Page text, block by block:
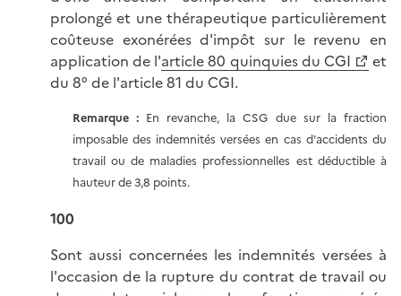
prolongé et une thérapeutique particulièrement
coûteuse exonérées d'impôt sur le revenu en
application de l'article 80 quinquies du CGI
et
du 8° de l'article 81 du CGI.
Remarque :En revanche, la CSG due sur la fraction
imposable des indemnités versées en cas d'accidents du
travail ou de maladies professionnelles est déductible à
hauteur de 3,8 points.
100
Sont aussi concernées les indemnités versées à
l'occasion de la rupture du contrat de travail ou